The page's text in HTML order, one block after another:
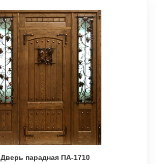
Дверь парадная ПА-1710